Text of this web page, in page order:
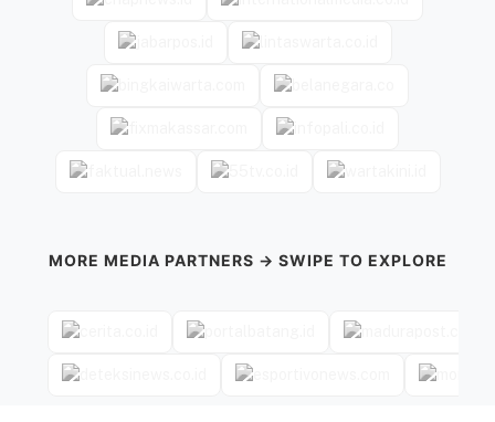
MORE MEDIA PARTNERS → SWIPE TO EXPLORE